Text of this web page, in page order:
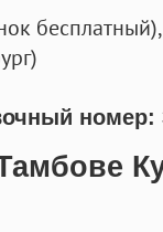
бесплатный),
номер: